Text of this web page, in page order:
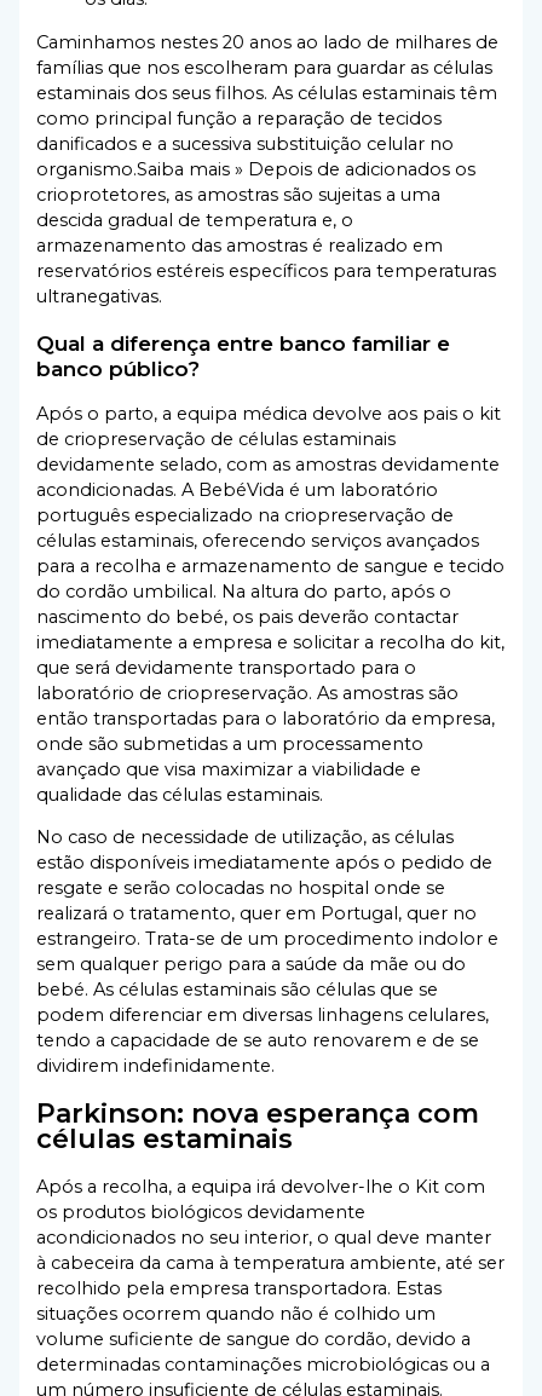
Caminhamos nestes 20 anos ao lado de milhares de
famílias que nos escolheram para guardar as células
estaminais dos seus filhos. As células estaminais têm
como principal função a reparação de tecidos
danificados e a sucessiva substituição celular no
organismo.Saiba mais » Depois de adicionados os
crioprotetores, as amostras são sujeitas a uma
descida gradual de temperatura e, o
armazenamento das amostras é realizado em
reservatórios estéreis específicos para temperaturas
ultranegativas.
Qual a diferença entre banco familiar e
banco público?
Após o parto, a equipa médica devolve aos pais o kit
de criopreservação de células estaminais
devidamente selado, com as amostras devidamente
acondicionadas. A BebéVida é um laboratório
português especializado na criopreservação de
células estaminais, oferecendo serviços avançados
para a recolha e armazenamento de sangue e tecido
do cordão umbilical. Na altura do parto, após o
nascimento do bebé, os pais deverão contactar
imediatamente a empresa e solicitar a recolha do kit,
que será devidamente transportado para o
laboratório de criopreservação. As amostras são
então transportadas para o laboratório da empresa,
onde são submetidas a um processamento
avançado que visa maximizar a viabilidade e
qualidade das células estaminais.
No caso de necessidade de utilização, as células
estão disponíveis imediatamente após o pedido de
resgate e serão colocadas no hospital onde se
realizará o tratamento, quer em Portugal, quer no
estrangeiro. Trata-se de um procedimento indolor e
sem qualquer perigo para a saúde da mãe ou do
bebé. As células estaminais são células que se
podem diferenciar em diversas linhagens celulares,
tendo a capacidade de se auto renovarem e de se
dividirem indefinidamente.
Parkinson: nova esperança com
células estaminais
Após a recolha, a equipa irá devolver-lhe o Kit com
os produtos biológicos devidamente
acondicionados no seu interior, o qual deve manter
à cabeceira da cama à temperatura ambiente, até ser
recolhido pela empresa transportadora. Estas
situações ocorrem quando não é colhido um
volume suficiente de sangue do cordão, devido a
determinadas contaminações microbiológicas ou a
um número insuficiente de células estaminais.